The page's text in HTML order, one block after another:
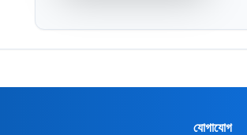
যোগাযোগ